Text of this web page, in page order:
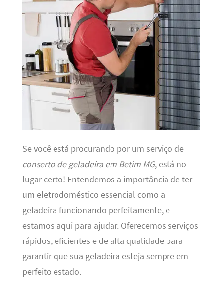
Se você está procurando por um serviço de
conserto de geladeira em Betim MG, está no
lugar certo! Entendemos a importância de ter
um eletrodoméstico essencial como a
geladeira funcionando perfeitamente, e
estamos aqui para ajudar. Oferecemos serviços
rápidos, eficientes e de alta qualidade para
garantir que sua geladeira esteja sempre em
perfeito estado.